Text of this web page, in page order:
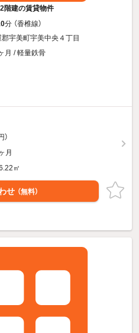
階建の賃貸物件
分 （香椎線）
宇美町宇美中央４丁目
月 / 軽量鉄骨
月
㎡
せ （無料）